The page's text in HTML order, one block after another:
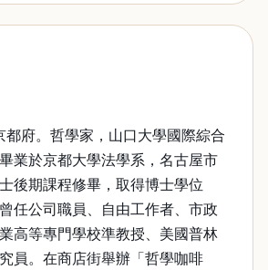
府。哲學家，山口大學國際綜合
業於京都大學法學系，名古屋市
後期課程修畢，取得博士學位
任公司職員、自由工作者、市政
高等專門學校準教授、美國普林
員。在商店街舉辦「哲學咖啡